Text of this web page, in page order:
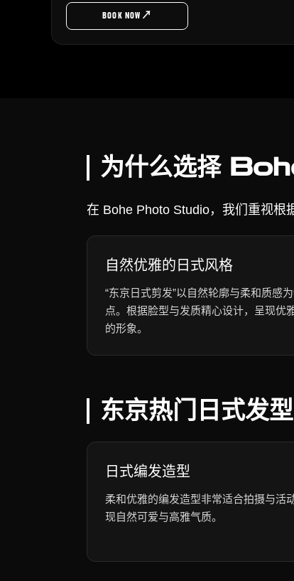
BOOK NOW ↗
为什么选择
在 Bohe Photo Studio，我们重视根
自然优雅的日式风格
“东京日式剪发”以自然轮廓与柔和质感
点。根据脸型与发质精心设计，呈现优
的形象。
东京热门日式发
日式编发造型
柔和优雅的编发造型非常适合拍摄与活
现自然可爱与高雅气质。